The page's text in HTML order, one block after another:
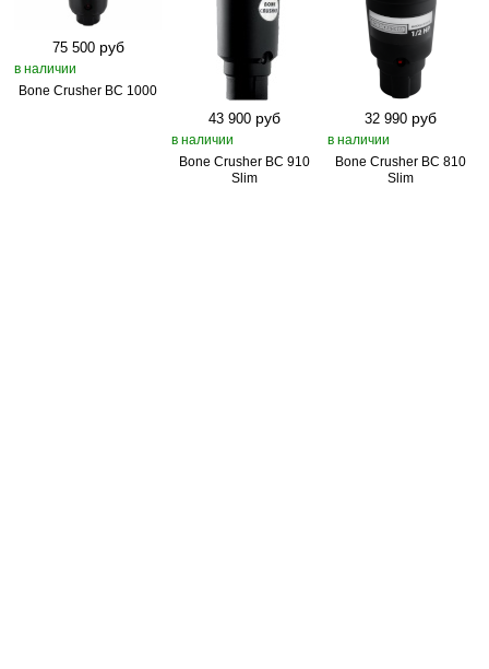
75 500 руб
в наличии
Bone Crusher BC 1000
43 900 руб
в наличии
Bone Crusher BC 910
Slim
32 990 руб
в наличии
Bone Crusher BC 810
Slim